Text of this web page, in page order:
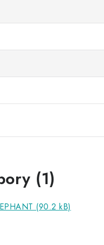
(1)
(90.2 kB)